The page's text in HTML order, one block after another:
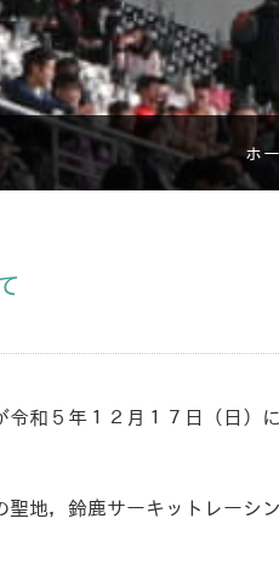
ホ
和５年１２月１７日（日）
地，鈴鹿サーキットレーシ